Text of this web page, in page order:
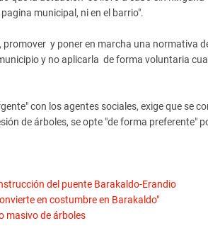
municipal, ni en el barrio".
promover y poner en marcha una normativa
y no aplicarla de forma voluntaria
con los agentes sociales, exige que se
de árboles, se opte "de forma preferente"
del puente Barakaldo-Erandio
en costumbre en Barakaldo"
masivo de árboles